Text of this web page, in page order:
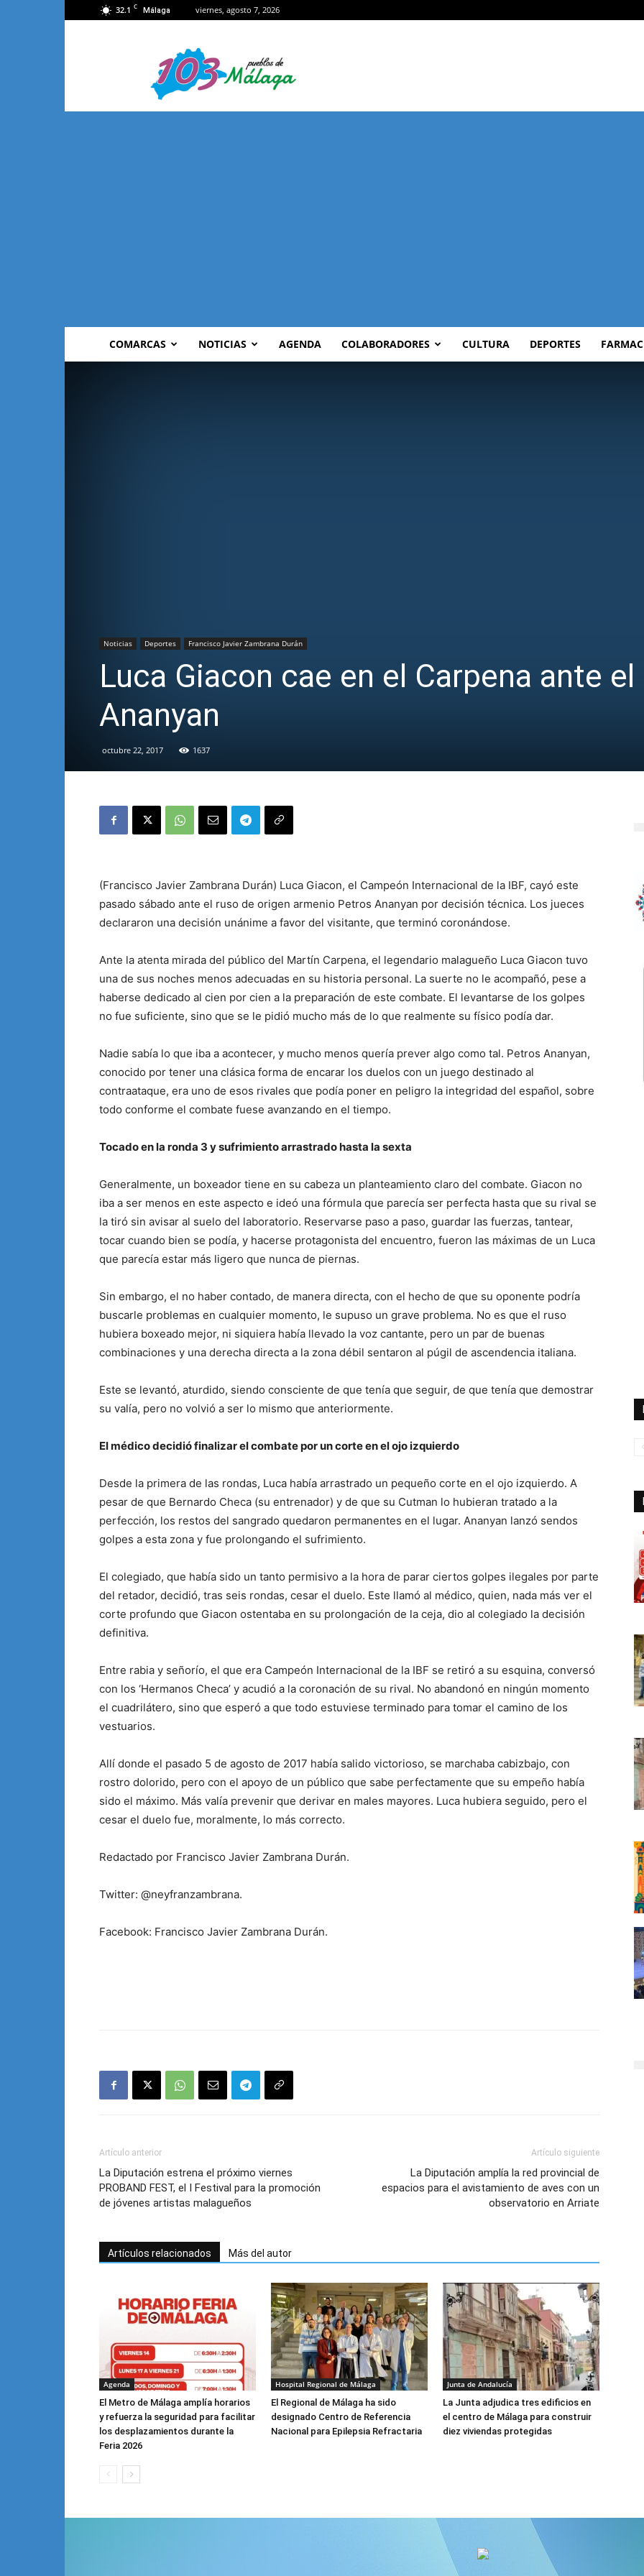
32.1 C Málaga viernes, agosto 7, 2026
Málaga
COMARCAS NOTICIAS AGENDA COLABORADORES CULTURA DEPORTES
Noticias Deportes Francisco Javier Zambrana Durán
Luca Giacon cae en el Carpena ante
Ananyan
octubre 22, 2017 1637
(Francisco Javier Zambrana Durán) Luca Giacon, el Campeón Internacional de la IBF, cayó este
pasado sábado ante el ruso de origen armenio Petros Ananyan por decisión técnica. Los jueces
declararon una decisión unánime a favor del visitante, que terminó coronándose.
Ante la atenta mirada del público del Martín Carpena, el legendario malagueño Luca Giacon tuvo
una de sus noches menos adecuadas en su historia personal. La suerte no le acompañó, pese a
haberse dedicado al cien por cien a la preparación de este combate. El levantarse de los golpes
no fue suficiente, sino que se le pidió mucho más de lo que realmente su físico podía dar.
Nadie sabía lo que iba a acontecer, y mucho menos quería prever algo como tal. Petros Ananyan,
conocido por tener una clásica forma de encarar los duelos con un juego destinado al
contraataque, era uno de esos rivales que podía poner en peligro la integridad del español, sobre
todo conforme el combate fuese avanzando en el tiempo.
Tocado en la ronda 3 y sufrimiento arrastrado hasta la sexta
Generalmente, un boxeador tiene en su cabeza un planteamiento claro del combate. Giacon no
iba a ser menos en este aspecto e ideó una fórmula que parecía ser perfecta hasta que su rival se
la tiró sin avisar al suelo del laboratorio. Reservarse paso a paso, guardar las fuerzas, tantear,
tocar cuando bien se podía, y hacerse protagonista del encuentro, fueron las máximas de un Luca
que parecía estar más ligero que nunca de piernas.
Sin embargo, el no haber contado, de manera directa, con el hecho de que su oponente podría
buscarle problemas en cualquier momento, le supuso un grave problema. No es que el ruso
hubiera boxeado mejor, ni siquiera había llevado la voz cantante, pero un par de buenas
combinaciones y una derecha directa a la zona débil sentaron al púgil de ascendencia italiana.
Este se levantó, aturdido, siendo consciente de que tenía que seguir, de que tenía que demostrar
su valía, pero no volvió a ser lo mismo que anteriormente.
El médico decidió finalizar el combate por un corte en el ojo izquierdo
Desde la primera de las rondas, Luca había arrastrado un pequeño corte en el ojo izquierdo. A
pesar de que Bernardo Checa (su entrenador) y de que su Cutman lo hubieran tratado a la
perfección, los restos del sangrado quedaron permanentes en el lugar. Ananyan lanzó sendos
golpes a esta zona y fue prolongando el sufrimiento.
El colegiado, que había sido un tanto permisivo a la hora de parar ciertos golpes ilegales por parte
del retador, decidió, tras seis rondas, cesar el duelo. Este llamó al médico, quien, nada más ver el
corte profundo que Giacon ostentaba en su prolongación de la ceja, dio al colegiado la decisión
definitiva.
Entre rabia y señorío, el que era Campeón Internacional de la IBF se retiró a su esquina, conversó
con los ‘Hermanos Checa’ y acudió a la coronación de su rival. No abandonó en ningún momento
el cuadrilátero, sino que esperó a que todo estuviese terminado para tomar el camino de los
vestuarios.
Allí donde el pasado 5 de agosto de 2017 había salido victorioso, se marchaba cabizbajo, con
rostro dolorido, pero con el apoyo de un público que sabe perfectamente que su empeño había
sido el máximo. Más valía prevenir que derivar en males mayores. Luca hubiera seguido, pero el
cesar el duelo fue, moralmente, lo más correcto.
Redactado por Francisco Javier Zambrana Durán.
Twitter: @neyfranzambrana.
Facebook: Francisco Javier Zambrana Durán.
Artículo anterior
La Diputación estrena el próximo viernes
PROBAND FEST, el I Festival para la promoción
de jóvenes artistas malagueños
Artículo siguiente
La Diputación amplía la red provincial de
espacios para el avistamiento de aves con un
observatorio en Arriate
Artículos relacionados Más del autor
Agenda
El Metro de Málaga amplía horarios
y refuerza la seguridad para facilitar
los desplazamientos durante la
Feria 2026
Hospital Regional de Málaga
El Regional de Málaga ha sido
designado Centro de Referencia
Nacional para Epilepsia Refractaria
Junta de Andalucía
La Junta adjudica tres edificios en
el centro de Málaga para construir
diez viviendas protegidas